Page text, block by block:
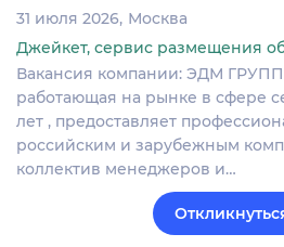
31 июля 2026 Москва
Джейкет, сервис размещения
Вакансия компании: ЭДМ
работающая на рынке в сфере
лет , предоставляет
российским и зарубежным
коллектив менеджеров и…